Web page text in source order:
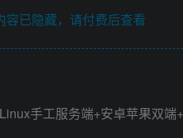
已隐藏，请付费后查看